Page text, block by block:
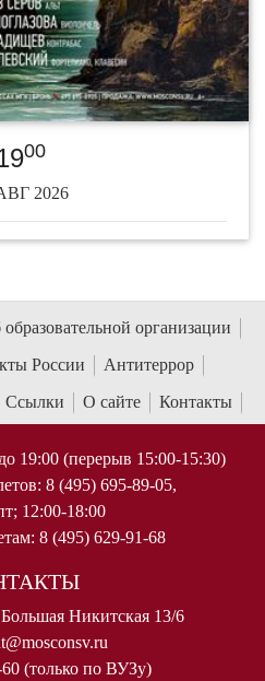
00
2026
организации
России
Антитеррор
Ссылки О сайте Контакты
19:00 (перерыв 15:00-15:30)
8 (495) 695-89-05,
12:00-18:00
8 (495) 629-91-68
Никитская 13/6
(только по ВУЗу)